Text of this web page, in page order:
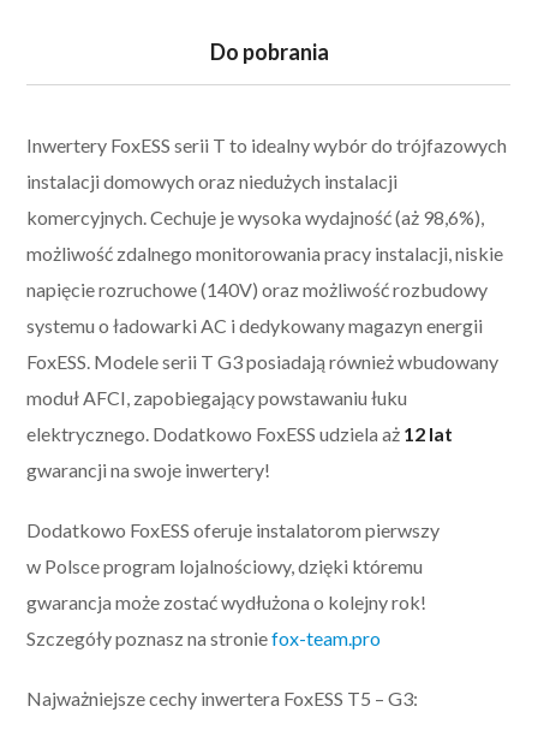
Do pobrania
Inwertery FoxESS serii T to idealny wybór do trójfazowych
instalacji domowych oraz niedużych instalacji
komercyjnych. Cechuje je wysoka wydajność (aż 98,6%),
możliwość zdalnego monitorowania pracy instalacji, niskie
napięcie rozruchowe (140V) oraz możliwość rozbudowy
systemu o ładowarki AC i dedykowany magazyn energii
FoxESS. Modele serii T G3 posiadają również wbudowany
moduł AFCI, zapobiegający powstawaniu łuku
elektrycznego. Dodatkowo FoxESS udziela aż 12 lat
gwarancji na swoje inwertery!
Dodatkowo FoxESS oferuje instalatorom pierwszy
w Polsce program lojalnościowy, dzięki któremu
gwarancja może zostać wydłużona o kolejny rok!
Szczegóły poznasz na stroniefox-team.pro
Najważniejsze cechy inwertera FoxESS T5 – G3: